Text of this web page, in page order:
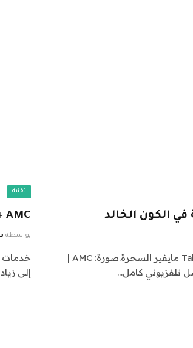
Tongayi Chirisa بدور وكيل Talamasca Ciprien Grieve مايفير السحرة.صورة: AMC |
تقنية
AMC + تقفز على عربة الإعلانات المدعومة
بواسطة
خدمات
إلى